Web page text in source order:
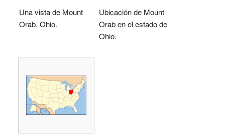
Una vista de Mount
Orab, Ohio.
Ubicación de Mount
Orab en el estado de
Ohio.